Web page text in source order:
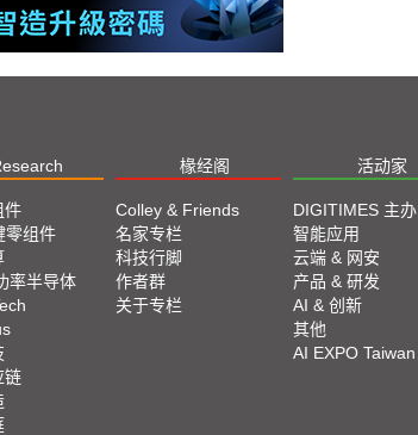
椽经阁 活动家
件
零组件
率半导体
链
Colley & Friends
名家专栏
科技行脚
作者群
关于专栏
DIGITIMES 主办
智能应用
云端 & 网安
产品 & 研发
AI & 创新
其他
AI EXPO Taiwan